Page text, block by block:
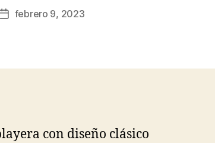
Fechafebrero 9, 2023
con diseño clásico